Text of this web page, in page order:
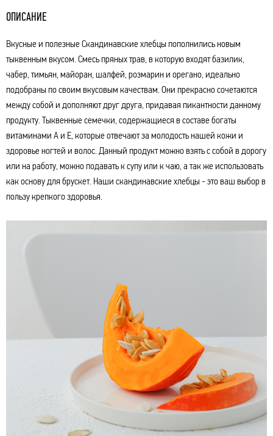
ОПИСАНИЕ
Вкусные и полезные Скандинавские хлебцы пополнились новым
тыквенным вкусом. Смесь пряных трав, в которую входят базилик,
чабер, тимьян, майоран, шалфей, розмарин и орегано, идеально
подобраны по своим вкусовым качествам. Они прекрасно сочетаются
между собой и дополняют друг друга, придавая пикантности данному
продукту. Тыквенные семечки, содержащиеся в составе богаты
витаминами A и Е, которые отвечают за молодость нашей кожи и
здоровье ногтей и волос. Данный продукт можно взять с собой в дорогу
или на работу, можно подавать к супу или к чаю, а так же использовать
как основу для брускет. Наши скандинавские хлебцы - это ваш выбор в
пользу крепкого здоровья.